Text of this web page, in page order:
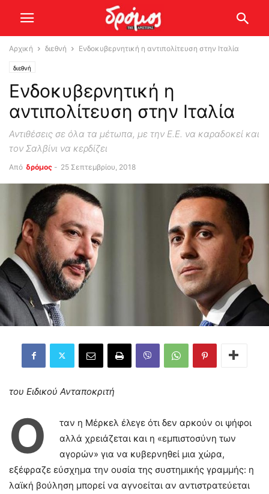
Αρχική διεθνή Ενδοκυβερνητική η αντιπολίτευση στην Ιταλία
διεθνή
Ενδοκυβερνητική η
αντιπολίτευση στην Ιταλία
Αντιθέσεις σε όλα τα μέτωπα, με την Ε.Ε. να καραδοκεί και
τον Σαλβίνι να κερδίζει
Από δρόμος - 25 Σεπτεμβρίου, 2018
του Ειδικού Ανταποκριτή
Ό
ταν η Μέρκελ έλεγε ότι δεν αρκούν οι ψήφοι
αλλά χρειάζεται και η «εμπιστοσύνη των
αγορών» για να κυβερνηθεί μια χώρα,
εξέφραζε εύσχημα την ουσία της συστημικής γραμμής: η
λαϊκή βούληση μπορεί να αγνοείται αν αντιστρατεύεται